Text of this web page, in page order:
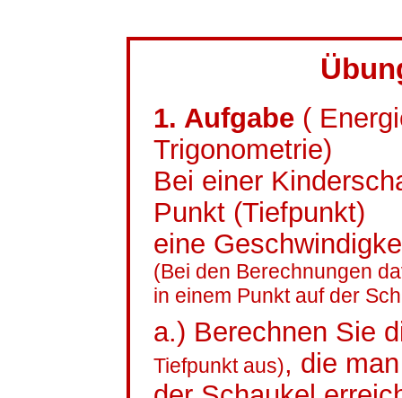
1. Aufgabe (
Trigonometrie)
Bei einer
Punkt (Tiefpunkt)
eine
(Bei den Berechnungen
in einem Punkt auf der
a.) Berechnen Sie
Tiefpunkt aus), die